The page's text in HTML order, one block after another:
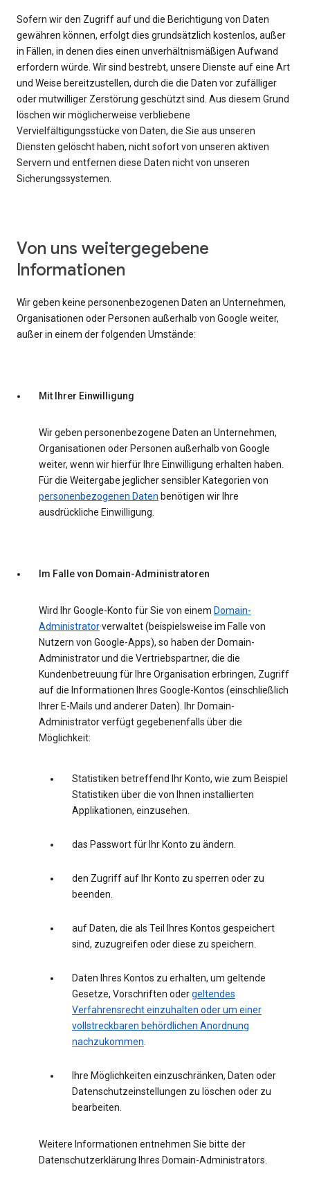
Sofern wir den Zugriff auf und die Berichtigung von Daten
gewähren können, erfolgt dies grundsätzlich kostenlos, außer
in Fällen, in denen dies einen unverhältnismäßigen Aufwand
erfordern würde. Wir sind bestrebt, unsere Dienste auf eine Art
und Weise bereitzustellen, durch die die Daten vor zufälliger
oder mutwilliger Zerstörung geschützt sind. Aus diesem Grund
löschen wir möglicherweise verbliebene
Vervielfältigungsstücke von Daten, die Sie aus unseren
Diensten gelöscht haben, nicht sofort von unseren aktiven
Servern und entfernen diese Daten nicht von unseren
Sicherungssystemen.
Von uns weitergegebene
Informationen
Wir geben keine personenbezogenen Daten an Unternehmen,
Organisationen oder Personen außerhalb von Google weiter,
außer in einem der folgenden Umstände:
Mit Ihrer Einwilligung
Wir geben personenbezogene Daten an Unternehmen,
Organisationen oder Personen außerhalb von Google
weiter, wenn wir hierfür Ihre Einwilligung erhalten haben.
Für die Weitergabe jeglicher sensibler Kategorien von
personenbezogenen Daten benötigen wir Ihre
ausdrückliche Einwilligung.
Im Falle von Domain-Administratoren
Wird Ihr Google-Konto für Sie von einem Domain-
Administrator·verwaltet (beispielsweise im Falle von
Nutzern von Google-Apps), so haben der Domain-
Administrator und die Vertriebspartner, die die
Kundenbetreuung für Ihre Organisation erbringen, Zugriff
auf die Informationen Ihres Google-Kontos (einschließlich
Ihrer E-Mails und anderer Daten). Ihr Domain-
Administrator verfügt gegebenenfalls über die
Möglichkeit:
Statistiken betreffend Ihr Konto, wie zum Beispiel
Statistiken über die von Ihnen installierten
Applikationen, einzusehen.
das Passwort für Ihr Konto zu ändern.
den Zugriff auf Ihr Konto zu sperren oder zu
beenden.
auf Daten, die als Teil Ihres Kontos gespeichert
sind, zuzugreifen oder diese zu speichern.
Daten Ihres Kontos zu erhalten, um geltende
Gesetze, Vorschriften odergeltendes
Verfahrensrecht einzuhalten oder um einer
vollstreckbaren behördlichen Anordnung
nachzukommen.
Ihre Möglichkeiten einzuschränken, Daten oder
Datenschutzeinstellungen zu löschen oder zu
bearbeiten.
Weitere Informationen entnehmen Sie bitte der
Datenschutzerklärung Ihres Domain-Administrators.